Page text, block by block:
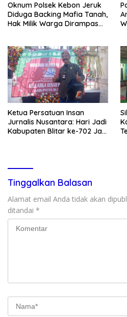
Oknum Polsek Kebon Jeruk
Diduga Backing Mafia Tanah,
Hak Milik Warga Dirampas
Ketua Persatuan Insan
Jurnalis Nusantara: Hari Jadi
Kabupaten Blitar ke-702 Jadi
Tinggalkan Balasan
Alamat email Anda tidak akan
ditandai *